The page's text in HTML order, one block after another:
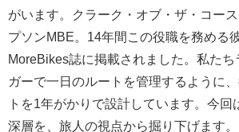
がいます。クラーク・オブ・ザ・コー
プソンMBE。14年間この役職を務める
MoreBikes誌に掲載されました。私たち
ガーで一日のルートを管理するように
トを1年がかりで設計しています。今回
深層を、旅人の視点から掘り下げます。